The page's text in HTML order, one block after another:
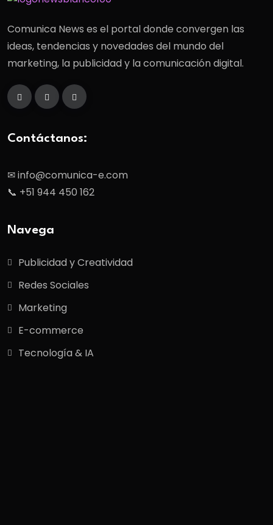
Comunica News es el portal donde convergen las
ideas, tendencias y novedades del mundo del
marketing, la publicidad y la comunicación digital.
Contáctanos:
✉ info@comunica-e.com
📞 +51 944 450 162
Navega
Publicidad y Creatividad
Redes Sociales
Marketing
E-commerce
Tecnología & IA